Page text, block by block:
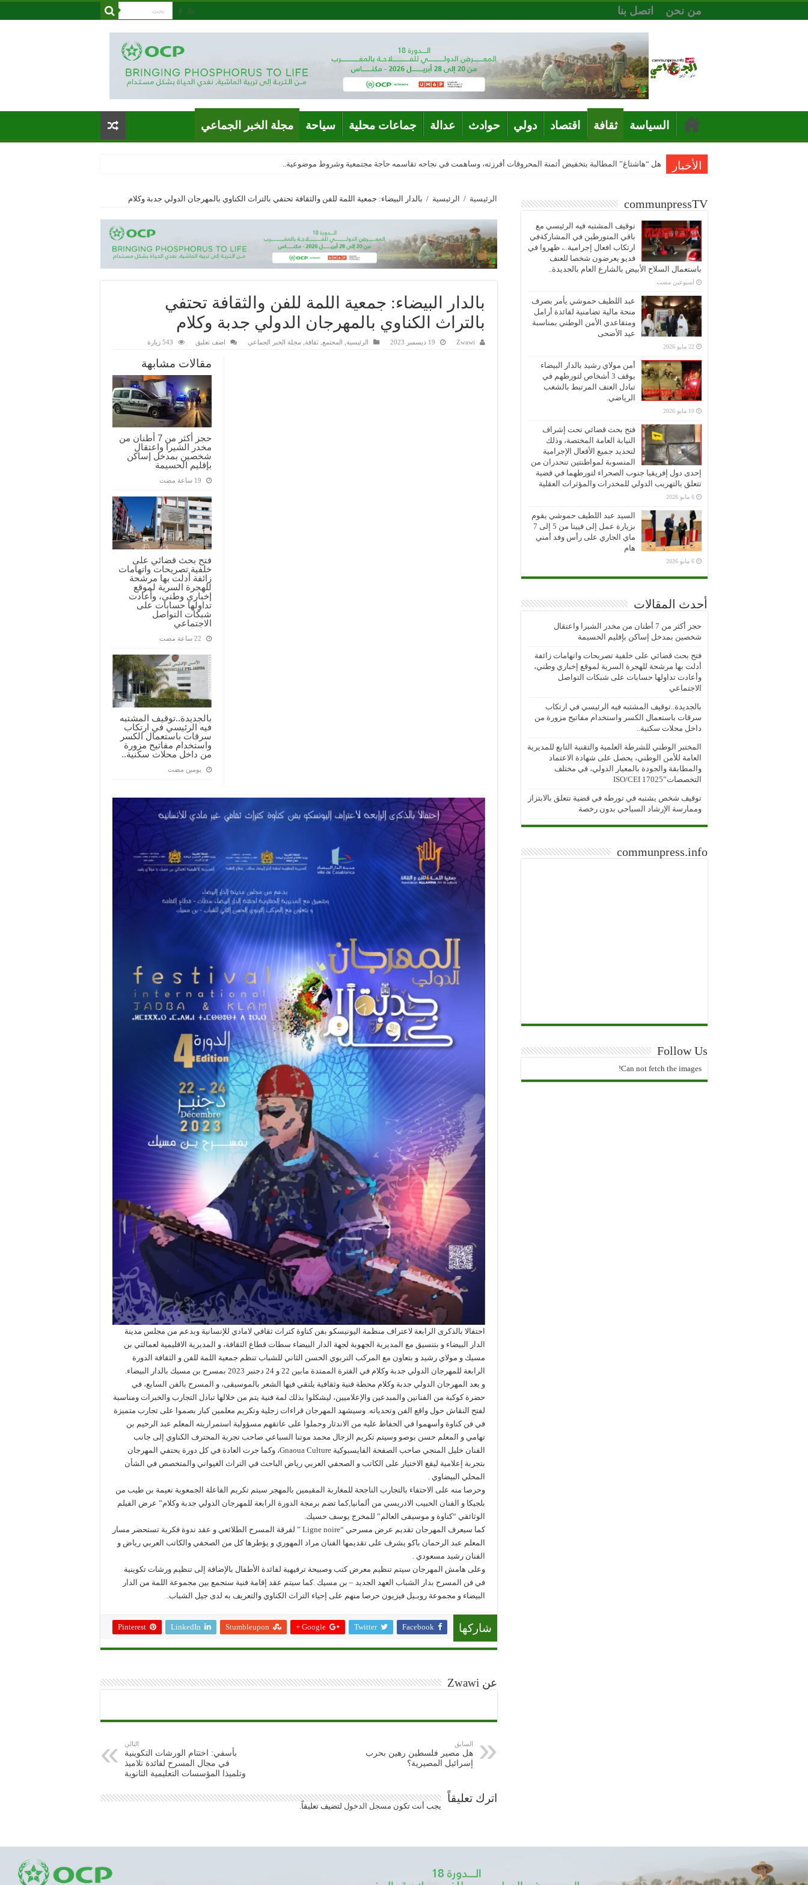
من نحن اتصل بنا
السياسة ثقافة اقتصاد دولي حوادث عدالة جماعات محلية سياحة مجلة الخبر الجماعي
الأخبار هل “هاشتاغ” المطالبة بتخفيض أثمنة المحروقات أفرزته، وساهمت في نجاحه تقاسمه حاجة مجتمعية وشروط موضوعية..
الرئيسية / الرئيسية / بالدار البيضاء: جمعية اللمة للفن والثقافة تحتفي بالتراث الكناوي بالمهرجان الدولي جدبة وكلام
بالدار البيضاء: جمعية اللمة للفن والثقافة تحتفي
بالتراث الكناوي بالمهرجان الدولي جدبة وكلام
Zwawi 19 ديسمبر 2023 الرئيسية المجتمع ثقافة مجلة الخبر الجماعي اضف تعليق 543 زيارة
مقالات مشابهة
حجز أكثر من 7 أطنان من
مخدر الشيرا واعتقال
شخصين بمدخل إساكن
بإقليم الحسيمة
فتح بحث قضائي على
خلفية تصريحات واتهامات
زائفة أدلت بها مرشحة
للهجرة السرية لموقع
إخباري وطني، وأعادت
تداولها حسابات على
شبكات التواصل
الاجتماعي
بالجديدة..توقيف المشتبه
فيه الرئيسي في ارتكاب
سرقات باستعمال الكسر
واستخدام مفاتيح مزورة
من داخل محلات سكنية..
‏يومين مضت
احتفالا بالذكرى الرابعة لاعتراف منظمة اليونيسكو بفن كناوة كتراث ثقافي لامادي للإنسانية وبدعم من مجلس مدينة
الدار البيضاء و بتنسيق مع المديرية الجهوية لجهة الدار البيضاء سطات قطاع الثقافة، و المديرية الاقليمية لعمالتي بن
مسيك و مولاي رشيد و بتعاون مع المركب التربوي الحسن الثاني للشباب تنظم جمعية اللمة للفن و الثقافة الدورة
الرابعة للمهرجان الدولي جدبة وكلام في الفترة الممتدة مابين 22 و 24 دجنبر 2023 بمسرح بن مسيك بالدار البيضاء.
و يعد المهرجان الدولي جدبة وكلام محطة فنية وثقافية يلتقي فيها الشعر بالموسيقى، و المسرح بالفن السابع، في
حضرة كوكبة من الفنانين والمبدعين والإعلاميين، ليشكلوا بذلك لمة فنية يتم من خلالها تبادل التجارب والخبرات ومناسبة
لفتح النقاش حول واقع الفن وتحدياته. وسيشهد المهرجان قراءات زجلية وتكريم معلمين كبار بصموا على تجارب متميزة
في فن كناوة وأسهموا في الحفاظ عليه من الاندثار وحملوا على عاتقهم مسؤولية استمراريته المعلم عبد الرحيم بن
تهامي و المعلم حسن بوصو وسيتم تكريم الزجال محمد موتنا السباعي صاحب تجربة المحترف الكناوي إلى جانب
الفنان خليل المنجي صاحب الصفحة الفايسبوكية Gnaoua Culture، وكما جرت العادة في كل دورة يحتفي المهرجان
بتجربة إعلامية ليقع الاختيار على الكاتب و الصحفي العربي رياض الباحث في التراث الغيواني والمتخصص في الشأن
المحلي البيضاوي .
وحرصا منه على الاحتفاء بالتجارب الناجحة للمغاربة المقيمين بالمهجر سيتم تكريم الفاعلة الجمعوية نعيمة بن طيب من
بلجيكا و الفنان الحبيب الادريسي من ألمانيا,كما تضم برمجة الدورة الرابعة للمهرجان الدولي جدبة وكلام” عرض الفيلم
الوثائقي “كناوة و موسيقى العالم” للمخرج يوسف حسيك.
كما سيعرف المهرجان تقديم عرض مسرحي “Ligne noire ” لفرقة المسرح الطلائعي و عقد ندوة فكرية تستحضر مسار
المعلم عبد الرحمان باكو يشرف على تقديمها الفنان مراد المهوري و يؤطرها كل من الصحفي والكاتب العربي رياض و
الفنان رشيد مسعودي .
وعلى هامش المهرجان سيتم تنظيم معرض كتب وصبيحة ترفيهية لفائدة الأطفال بالإضافة إلى تنظيم ورشات تكوينية
في فن المسرح بدار الشباب العهد الجديد – بن مسيك .كما سيتم عقد إقامة فنية ستجمع بين مجموعة اللمة من الدار
البيضاء و مجموعة روبـيل فيزيون حرصا منهم على إحياء التراث الكناوي والتعريف به لدى جيل الشباب.
شاركها Facebook
Twitter
Google +
Stumbleupon
LinkedIn
Pinterest
عن Zwawi
السابق
هل مصير فلسطين رهين بحرب
إسرائيل المصيرية؟
التالي
بأسفي: اختتام الورشات التكوينية
في مجال المسرح لفائدة تلاميذ
وتلميذا المؤسسات التعليمية الثانوية
اترك تعليقاً
يجب أنت تكون مسجل الدخول لتضيف تعليقاً.
communpressTV
توقيف المشتبه فيه الرئيسي مع
باقي المتورطين في المشاركةفي
ارتكاب افعال إجرامية..، ظهروا في
فديو يعرضون شخصا للعنف
باستعمال السلاح الأبيض بالشارع العام بالجديدة..
‏أسبوعين مضت
عبد اللطيف حموشي يأمر بصرف
منحة مالية تضامنية لفائدة أرامل
ومتقاعدي الأمن الوطني بمناسبة
عيد الأضحى
22 مايو 2026
أمن مولاي رشيد بالدار البيضاء
يوقف 3 أشخاص لتورطهم في
تبادل العنف المرتبط بالشغب
الرياضي.
10 مايو 2026
فتح بحث قضائي تحت إشراف
النيابة العامة المختصة، وذلك
لتحديد جميع الأفعال الإجرامية
المنسوبة لمواطنتين تنحدران من
إحدى دول إفريقيا جنوب الصحراء لتورطهما في قضية
تتعلق بالتهريب الدولي للمخدرات والمؤثرات العقلية
6 مايو 2026
السيد عبد اللطيف حموشي يقوم
بزيارة عمل إلى فيينا من 5 إلى 7
ماي الجاري على رأس وفد أمني
هام
6 مايو 2026
أحدث المقالات
حجز أكثر من 7 أطنان من مخدر الشيرا واعتقال
شخصين بمدخل إساكن بإقليم الحسيمة
فتح بحث قضائي على خلفية تصريحات واتهامات زائفة
أدلت بها مرشحة للهجرة السرية لموقع إخباري وطني،
وأعادت تداولها حسابات على شبكات التواصل
الاجتماعي
بالجديدة..توقيف المشتبه فيه الرئيسي في ارتكاب
سرقات باستعمال الكسر واستخدام مفاتيح مزورة من
داخل محلات سكنية..
المختبر الوطني للشرطة العلمية والتقنية التابع للمديرية
العامة للأمن الوطني، يحصل على شهادة الاعتماد
والمطابقة والجودة بالمعيار الدولي، في مختلف
التخصصات”ISO/CEI 17025
توقيف شخص يشتبه في تورطه في قضية تتعلق بالابتزاز
وممارسة الإرشاد السياحي بدون رخصة
communpress.info
Follow Us
Can not fetch the images!